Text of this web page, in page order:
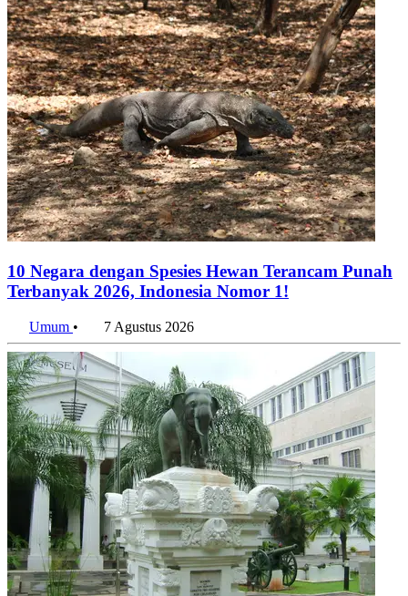
10 Negara dengan Spesies Hewan Terancam Punah
Terbanyak 2026, Indonesia Nomor 1!
Umum • 7 Agustus 2026